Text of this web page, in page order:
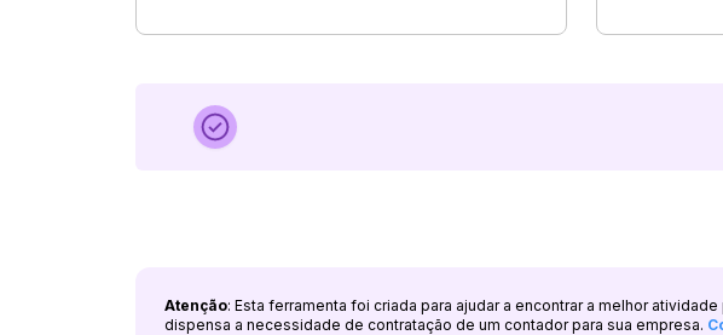
Atenção: Esta ferramenta foi criada para ajudar a encontrar a melhor
dispensa a necessidade de contratação de um contador para sua empresa.